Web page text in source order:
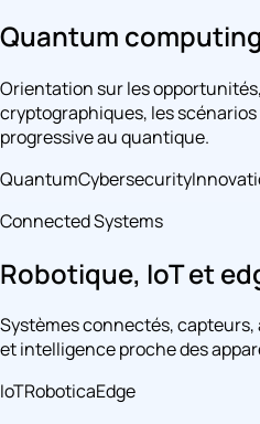
Quantum
Orientation sur les
cryptographiques, les
progressive au quantique.
QuantumCybersecurity
Connected Systems
Robotique, IoT et
Systèmes connectés,
et intelligence proche des
IoTRoboticaEdge